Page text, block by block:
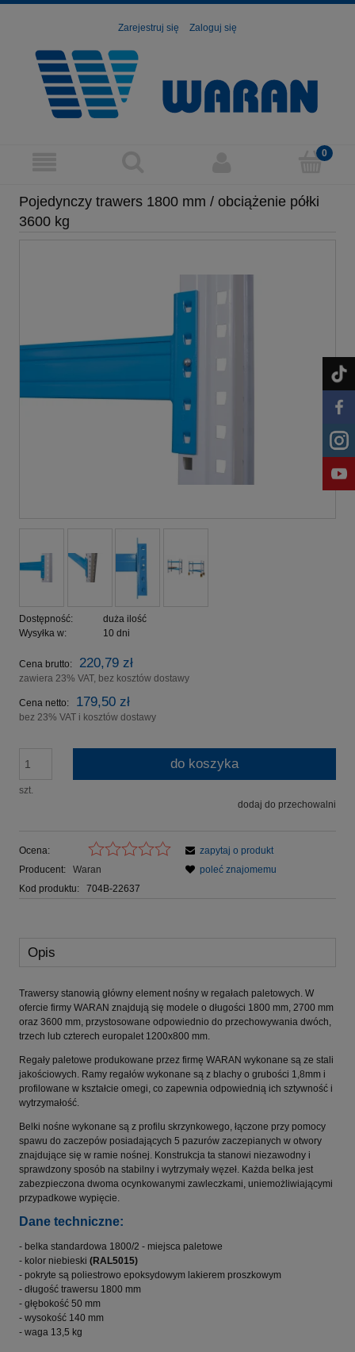
Zarejestruj się Zaloguj się
Pojedynczy trawers 1800 mm / obciążenie półki
3600 kg
Dostępność:
duża ilość
Wysyłka w:
10 dni
Cena brutto: 220,79 zł
zawiera 23% VAT, bez kosztów dostawy
Cena netto: 179,50 zł
bez 23% VAT i kosztów dostawy
szt.
do koszyka
dodaj do przechowalni
Ocena:
Producent:
Waran
Kod produktu:
704B-22637
zapytaj o produkt
poleć znajomemu
Opis
Trawersy stanowią główny element nośny w regałach paletowych. W
ofercie firmy WARAN znajdują się modele o długości 1800 mm, 2700 mm
oraz 3600 mm, przystosowane odpowiednio do przechowywania dwóch,
trzech lub czterech europalet 1200x800 mm.
Regały paletowe produkowane przez firmę WARAN wykonane są ze stali
jakościowych. Ramy regałów wykonane są z blachy o grubości 1,8mm i
profilowane w kształcie omegi, co zapewnia odpowiednią ich sztywność i
wytrzymałość.
Belki nośne wykonane są z profilu skrzynkowego, łączone przy pomocy
spawu do zaczepów posiadających 5 pazurów zaczepianych w otwory
znajdujące się w ramie nośnej. Konstrukcja ta stanowi niezawodny i
sprawdzony sposób na stabilny i wytrzymały węzeł. Każda belka jest
zabezpieczona dwoma ocynkowanymi zawleczkami, uniemożliwiającymi
przypadkowe wypięcie.
Dane techniczne:
- belka standardowa 1800/2 - miejsca paletowe
- kolor niebieski (RAL5015)
- pokryte są poliestrowo epoksydowym lakierem proszkowym
- długość trawersu 1800 mm
- głębokość 50 mm
- wysokość 140 mm
- waga 13,5 kg